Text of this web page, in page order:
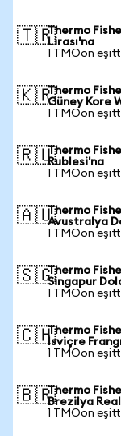
🇹🇷Thermo
Lirası'na
1 TMOon
🇰🇷Thermo
Güney Kore
1 TMOon
🇷🇺Thermo
Rublesi'na
1 TMOon
🇦🇺Thermo
Avustralya
1 TMOon
🇸🇬Thermo
Singapur
1 TMOon
🇨🇭Thermo
İsviçre
1 TMOon
🇧🇷Thermo
Brezilya
1 TMOon